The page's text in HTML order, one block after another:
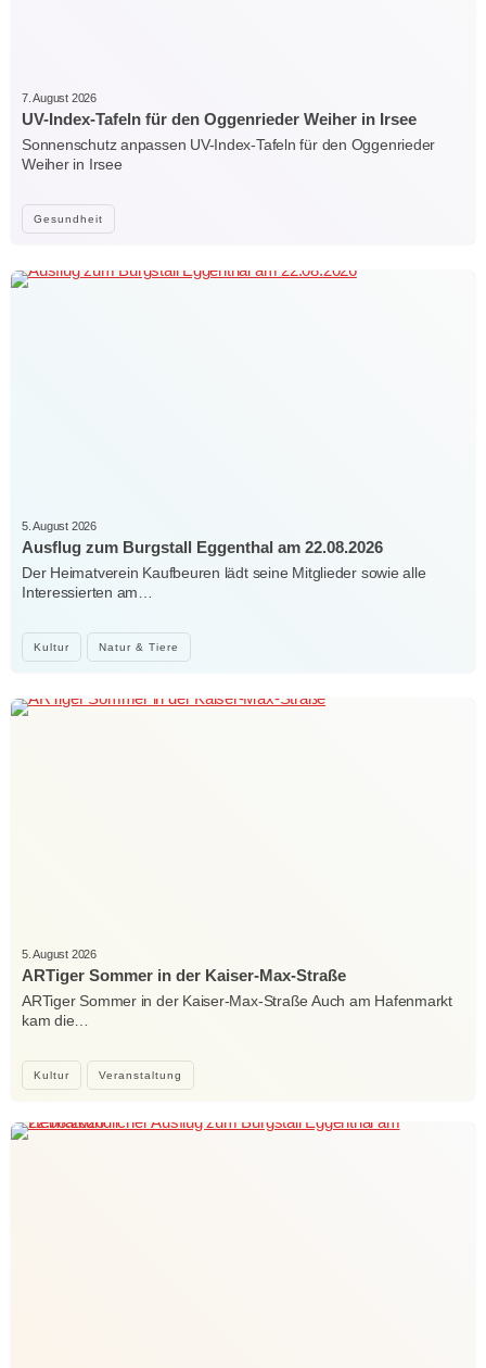
Gesundheit
7. August 2026
UV-Index-Tafeln für den Oggenrieder Weiher in Irsee
Sonnenschutz anpassen UV-Index-Tafeln für den Oggenrieder
Weiher in Irsee
Kultur Natur & Tiere
5. August 2026
Ausflug zum Burgstall Eggenthal am 22.08.2026
Der Heimatverein Kaufbeuren lädt seine Mitglieder sowie alle
Interessierten am…
Kultur Veranstaltung
5. August 2026
ARTiger Sommer in der Kaiser-Max-Straße
ARTiger Sommer in der Kaiser-Max-Straße Auch am Hafenmarkt
kam die…